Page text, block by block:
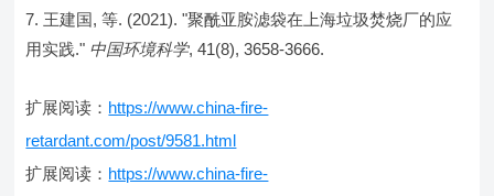
王建国, 等. (2021). "聚酰亚胺滤袋在上海垃圾焚烧厂的应
用实践." 中国环境科学, 41(8), 3658-3666.
扩展阅读： https://www.china-fire-
retardant.com/post/9581.html
扩展阅读： https://www.china-fire-